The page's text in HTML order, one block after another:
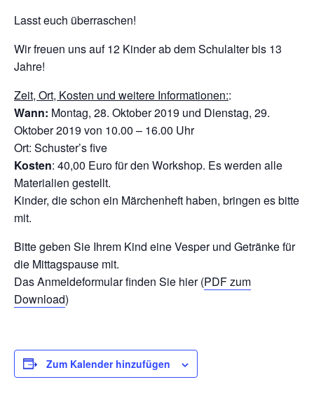
Lasst euch überraschen!
Wir freuen uns auf 12 Kinder ab dem Schulalter bis 13
Jahre!
Zeit, Ort, Kosten und weitere Informationen::
Wann: Montag, 28. Oktober 2019 und Dienstag, 29.
Oktober 2019 von 10.00 – 16.00 Uhr
Ort: Schuster’s five
Kosten: 40,00 Euro für den Workshop. Es werden alle
Materialien gestellt.
Kinder, die schon ein Märchenheft haben, bringen es bitte
mit.
Bitte geben Sie Ihrem Kind eine Vesper und Getränke für
die Mittagspause mit.
Das Anmeldeformular finden Sie hier (PDF zum
Download)
Zum Kalender hinzufügen